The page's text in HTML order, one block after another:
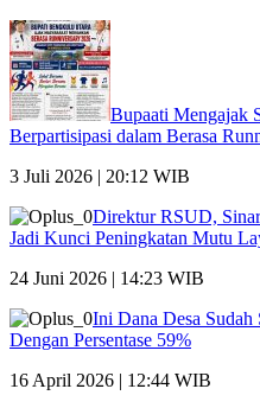
Bupaati Mengajak
Berpartisipasi dalam Berasa
3 Juli 2026 | 20:12 WIB
Direktur RSUD,
Jadi Kunci Peningkatan Mutu
24 Juni 2026 | 14:23 WIB
Ini Dana Desa Sudah
Dengan Persentase 59%
16 April 2026 | 12:44 WIB